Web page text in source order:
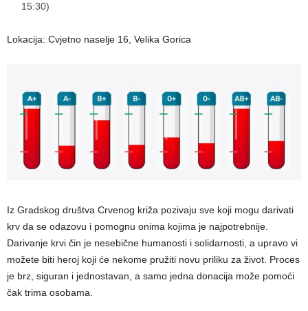
15:30)
Lokacija: Cvjetno naselje 16, Velika Gorica
Iz Gradskog društva Crvenog križa pozivaju sve koji mogu darivati
krv da se odazovu i pomognu onima kojima je najpotrebnije.
Darivanje krvi čin je nesebične humanosti i solidarnosti, a upravo vi
možete biti heroj koji će nekome pružiti novu priliku za život. Proces
je brz, siguran i jednostavan, a samo jedna donacija može pomoći
čak trima osobama.